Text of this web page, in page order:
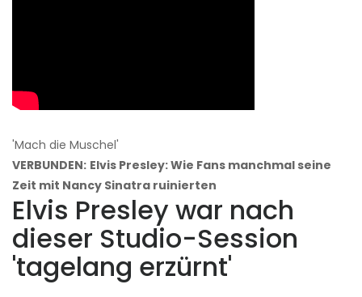
'Mach die Muschel'
VERBUNDEN: Elvis Presley: Wie Fans manchmal seine
Zeit mit Nancy Sinatra ruinierten
Elvis Presley war nach
dieser Studio-Session
'tagelang erzürnt'